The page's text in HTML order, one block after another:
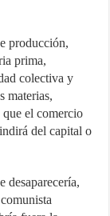
producción,
prima,
colectiva y
materias,
el comercio
del capital o
desaparecería,